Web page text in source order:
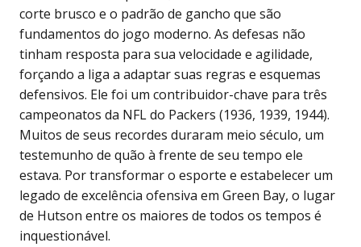
corte brusco e o padrão de gancho que são
fundamentos do jogo moderno. As defesas não
tinham resposta para sua velocidade e agilidade,
forçando a liga a adaptar suas regras e esquemas
defensivos. Ele foi um contribuidor-chave para três
campeonatos da NFL do Packers (1936, 1939, 1944).
Muitos de seus recordes duraram meio século, um
testemunho de quão à frente de seu tempo ele
estava. Por transformar o esporte e estabelecer um
legado de excelência ofensiva em Green Bay, o lugar
de Hutson entre os maiores de todos os tempos é
inquestionável.